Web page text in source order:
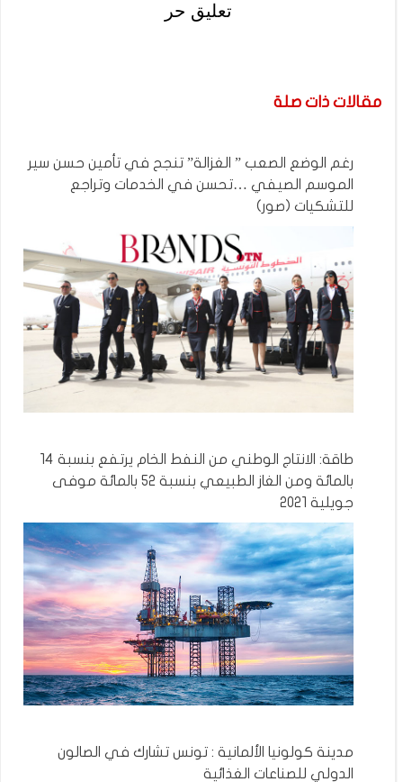
تعليق حر
مقالات ذات صلة
رغم الوضع الصعب ” الغزالة” تنجح في تأمين حسن سير
الموسم الصيفي …تحسن في الخدمات وتراجع
للتشكيات (صور)
طاقة: الانتاج الوطني من النفط الخام يرتفع بنسبة 14
بالمائة ومن الغاز الطبيعي بنسبة 52 بالمائة موفى
جويلية 2021
مدينة كولونيا الألمانية : تونس تشارك في الصالون
الدولي للصناعات الغذائية